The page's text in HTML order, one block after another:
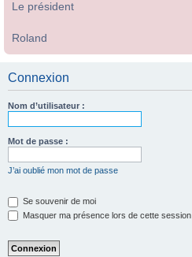
Le président
Roland
Connexion
Nom d’utilisateur :
Mot de passe :
J’ai oublié mon mot de passe
Se souvenir de moi
Masquer ma présence lors de cette session